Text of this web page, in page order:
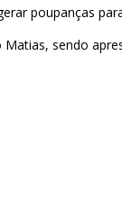
poupanças
sendo